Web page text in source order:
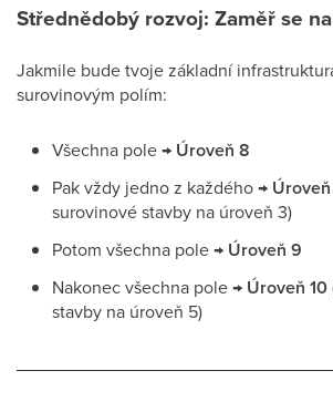
Střednědobý rozvoj: Zaměř se
Jakmile bude tvoje základní
surovinovým polím:
Všechna pole → Úroveň 8
Pak vždy jedno z každého →
surovinové stavby na úroveň 3)
Potom všechna pole → Úroveň 9
Nakonec všechna pole → Úroveň 10
stavby na úroveň 5)